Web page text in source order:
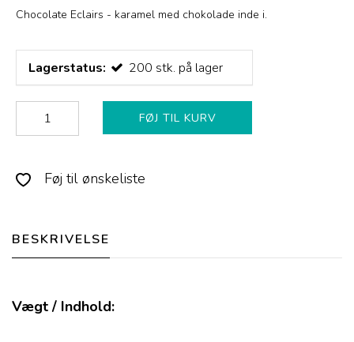
Chocolate Eclairs - karamel med chokolade inde i.
Lagerstatus: 200 stk. på lager
FØJ TIL KURV
Føj til ønskeliste
BESKRIVELSE
Vægt / Indhold: